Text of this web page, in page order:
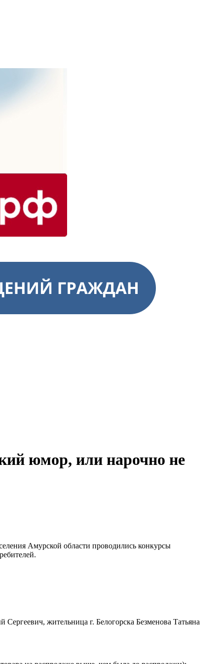
юмор, или нарочно не
Амурской области проводились конкурсы
жительница г. Белогорска Безменова Татьяна